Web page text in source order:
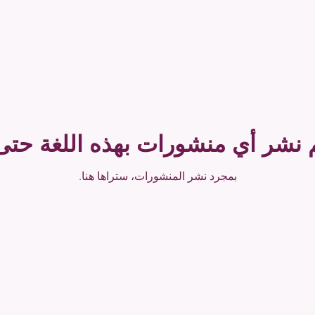
نشر أي منشورات بهذه اللغة
بمجرد نشر المنشورات، ستراها هنا.